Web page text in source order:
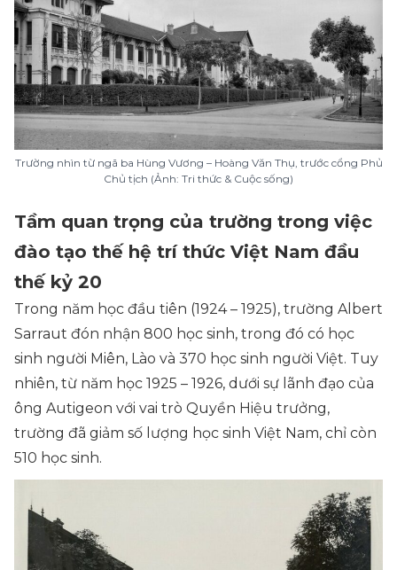
Trường nhìn từ ngã ba Hùng Vương – Hoàng Văn Thụ, trước cổng Phủ
Chủ tịch (Ảnh: Tri thức & Cuộc sống)
Tầm quan trọng của trường trong việc
đào tạo thế hệ trí thức Việt Nam đầu
thế kỷ 20
Trong năm học đầu tiên (1924 – 1925), trường Albert
Sarraut đón nhận 800 học sinh, trong đó có học
sinh người Miên, Lào và 370 học sinh người Việt. Tuy
nhiên, từ năm học 1925 – 1926, dưới sự lãnh đạo của
ông Autigeon với vai trò Quyền Hiệu trưởng,
trường đã giảm số lượng học sinh Việt Nam, chỉ còn
510 học sinh.